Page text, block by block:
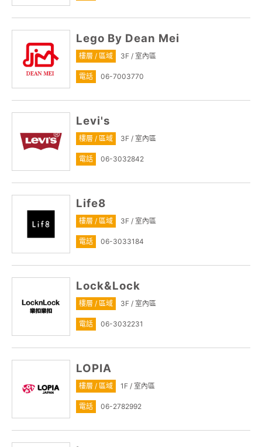
Lego By Dean Mei
樓層 / 區域 3F / 室內區
電話 06-7003770
Levi's
樓層 / 區域 3F / 室內區
電話 06-3032842
Life8
樓層 / 區域 3F / 室內區
電話 06-3033184
Lock&Lock
樓層 / 區域 3F / 室內區
電話 06-3032231
LOPIA
樓層 / 區域 1F / 室內區
電話 06-2782992